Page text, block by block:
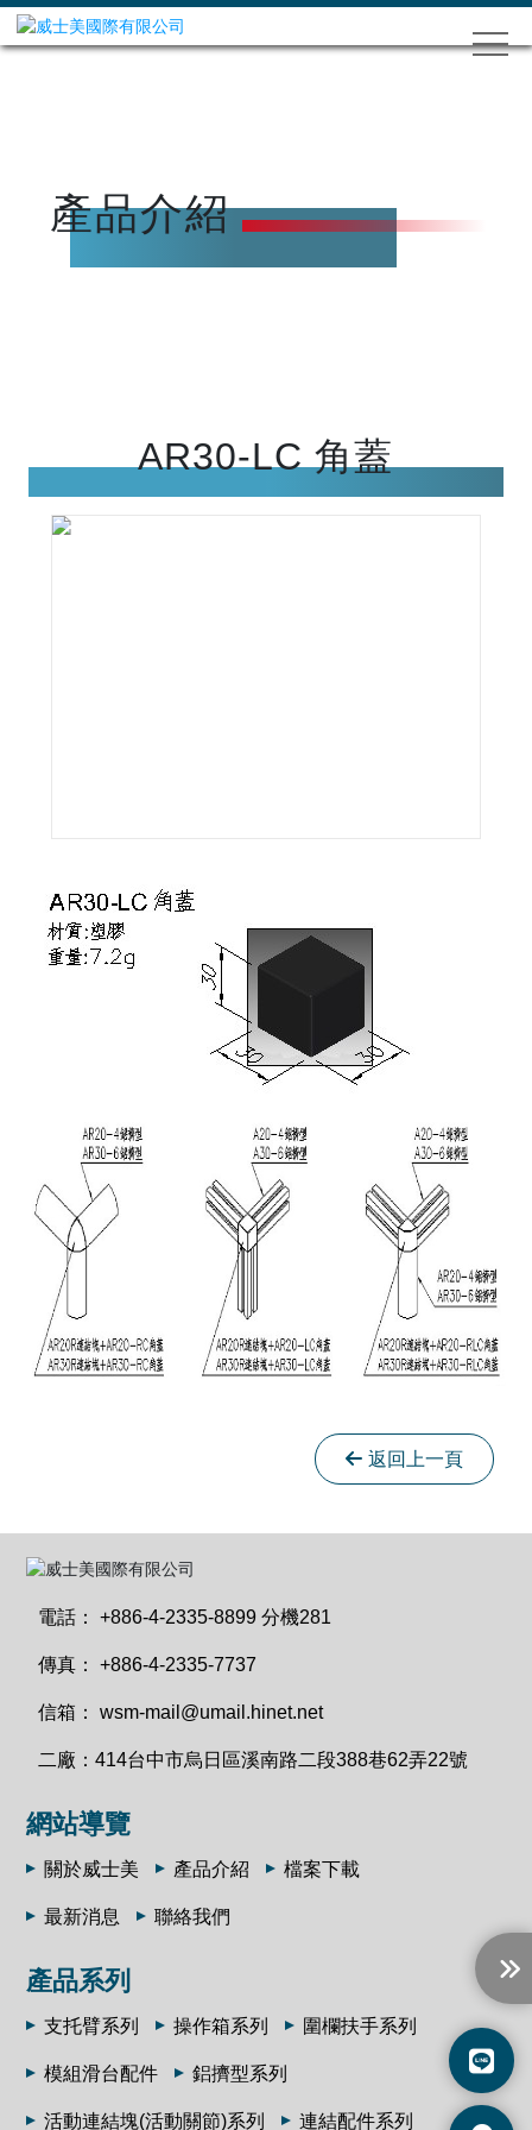
產品介紹
AR30-LC 角蓋
返回上一頁
電話：+886-4-2335-8899 分機281
傳真：+886-4-2335-7737
信箱：wsm-mail@umail.hinet.net
二廠：414台中市烏日區溪南路二段388巷62弄22號
網站導覽
關於威士美 產品介紹 檔案下載
最新消息 聯絡我們
產品系列
支托臂系列 操作箱系列 圍欄扶手系列
模組滑台配件 鋁擠型系列
活動連結塊(活動關節)系列 連結配件系列